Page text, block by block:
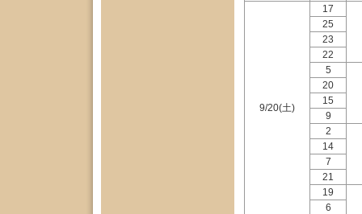
9/20(土)
17
25
23
22
5
20
15
9
2
14
7
21
19
6